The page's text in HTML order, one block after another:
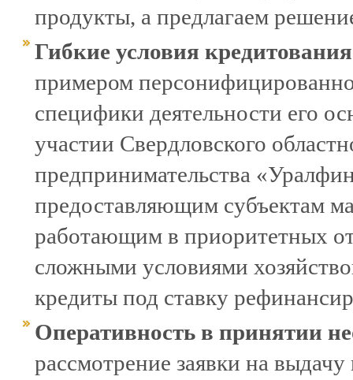
продукты, а предлагаем
Гибкие условия кредитования
примером
специфики деятельности его
участии Свердловского
предпринимательства
предоставляющим субъектам
работающим в приоритетных
сложными условиями
кредиты под ставку
Оперативность в принятии
рассмотрение заявки на